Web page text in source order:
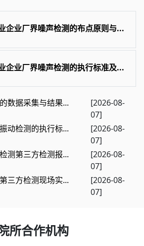
企业厂界噪声检测的布点原则与...
企业厂界噪声检测的执行标准及...
数据采集与结果...
[2026-08-
07]
动检测的执行标...
[2026-08-
07]
测第三方检测报...
[2026-08-
07]
三方检测现场实...
[2026-08-
07]
所合作机构